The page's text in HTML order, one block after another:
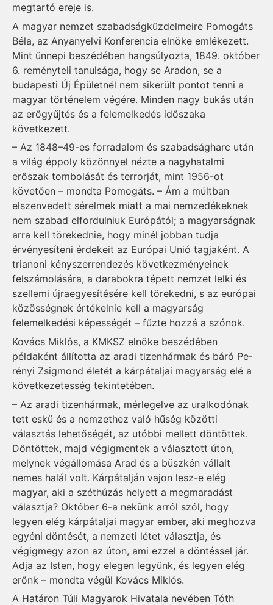
megtartó ereje is.
A magyar nemzet szabadságküzdelmeire Pomogáts
Béla, az Anyanyelvi Konferencia elnöke emlékezett.
Mint ünnepi beszédében hangsúlyozta, 1849. október
6. reményteli tanulsága, hogy se Aradon, se a
budapesti Új Épületnél nem sikerült pontot tenni a
magyar történelem végére. Minden nagy bukás után
az erőgyűjtés és a felemelkedés időszaka
következett.
– Az 1848–49-es forradalom és szabadságharc után
a világ épp­oly közönnyel nézte a nagyhatalmi
erőszak tombolását és terrorját, mint 1956-ot
követően – mondta Pomogáts. – Ám a múltban
elszenvedett sérelmek miatt a mai nemzedékeknek
nem szabad elfordulniuk Európától; a magyarságnak
arra kell törekednie, hogy minél jobban tudja
érvényesíteni érdekeit az Európai Unió tagjaként. A
trianoni kényszerrendezés következményeinek
felszámolására, a darabokra tépett nemzet lelki és
szellemi újraegyesítésére kell törekedni, s az európai
közösségnek értékelnie kell a magyarság
felemelkedési képességét – fűzte hozzá a szónok.
Kovács Miklós, a KMKSZ elnöke beszédében
példaként állította az aradi tizenhármak és báró Pe­
ré­nyi Zsigmond életét a kárpátaljai magyarság elé a
következetesség tekintetében.
– Az aradi tizenhármak, mérlegelve az uralkodónak
tett eskü és a nemzethez való hűség közötti
választás lehetőségét, az utóbbi mellett döntöttek.
Döntöttek, majd végigmentek a választott úton,
melynek végállomása Arad és a büszkén vállalt
nemes halál volt. Kárpátalján vajon lesz-e elég
magyar, aki a széthúzás helyett a megmaradást
választja? Október 6-a nekünk arról szól, hogy
legyen elég kárpátaljai magyar ember, aki meghozva
egyé­ni döntését, a nemzeti létet választja, és
végigmegy azon az úton, ami ezzel a döntéssel jár.
Adja az Isten, hogy elegen legyünk, és legyen elég
erőnk – mondta végül Kovács Miklós.
A Határon Túli Magyarok Hivatala nevében Tóth